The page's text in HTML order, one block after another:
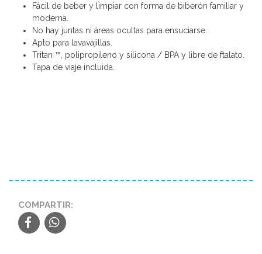
Fácil de beber y limpiar con forma de biberón familiar y
moderna.
No hay juntas ni áreas ocultas para ensuciarse.
Apto para lavavajillas.
Tritan ™, polipropileno y silicona / BPA y libre de ftalato.
Tapa de viaje incluida.
COMPARTIR: